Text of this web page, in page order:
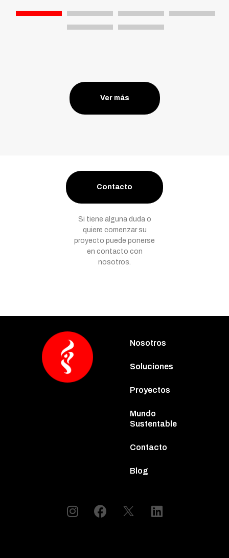
Ver más
Contacto
Si tiene alguna duda o
quiere comenzar su
proyecto puede ponerse
en contacto con
nosotros.
Nosotros
Soluciones
Proyectos
Mundo
Sustentable
Contacto
Blog